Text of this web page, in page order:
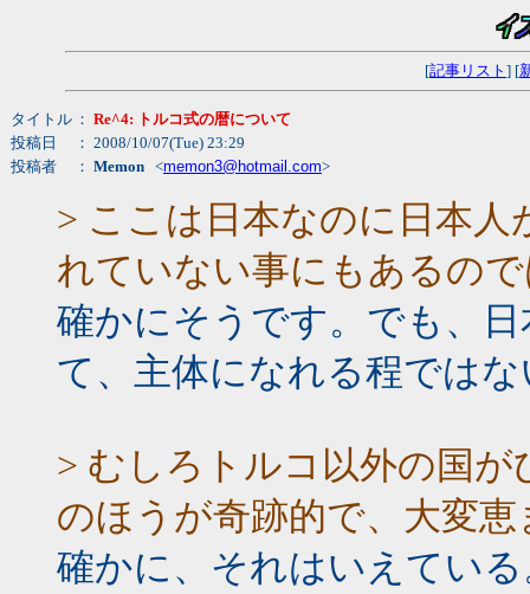
[記事リスト ] [
タイトル ： Re^4: トルコ式の暦について
投稿日
： 2008/10/07(Tue) 23:29
投稿者
： Memon <memon3@hotmail.com>
> ここは日本なのに日本
れていない事にもあるの
確かにそうです。でも、
て、主体になれる程では
> むしろトルコ以外の国
のほうが奇跡的で、大変
確かに、それはいえてい